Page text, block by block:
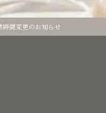
時間変更のお知らせ